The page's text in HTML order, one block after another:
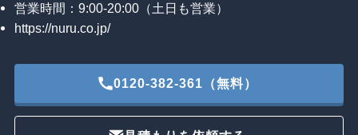
営業時間：9:00-20:00（土日も営業）
https://nuru.co.jp/
0120-382-361（無料）